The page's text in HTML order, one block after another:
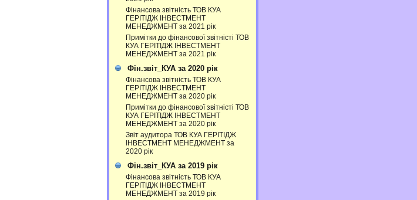
Фінансова звітність ТОВ КУА
ГЕРІТІДЖ ІНВЕСТМЕНТ
МЕНЕДЖМЕНТ за 2021 рік
Примітки до фінансової звітністі ТОВ
КУА ГЕРІТІДЖ ІНВЕСТМЕНТ
МЕНЕДЖМЕНТ за 2021 рік
Фін.звіт_КУА за 2020 рік
Фінансова звітність ТОВ КУА
ГЕРІТІДЖ ІНВЕСТМЕНТ
МЕНЕДЖМЕНТ за 2020 рік
Примітки до фінансової звітністі ТОВ
КУА ГЕРІТІДЖ ІНВЕСТМЕНТ
МЕНЕДЖМЕНТ за 2020 рік
Звіт аудитора ТОВ КУА ГЕРІТІДЖ
ІНВЕСТМЕНТ МЕНЕДЖМЕНТ за
2020 рік
Фін.звіт_КУА за 2019 рік
Фінансова звітність ТОВ КУА
ГЕРІТІДЖ ІНВЕСТМЕНТ
МЕНЕДЖМЕНТ за 2019 рік